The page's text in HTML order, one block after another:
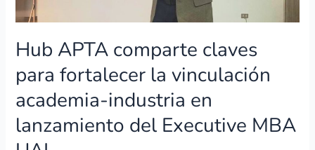
Hub APTA comparte claves
para fortalecer la vinculación
academia-industria en
lanzamiento del Executive MBA
lanzamiento
Executive
UAI